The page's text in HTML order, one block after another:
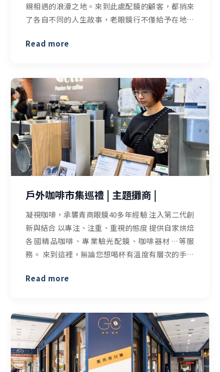
親相遇的浪漫之地。來到此處配鏡的顧客，都捎來
了各自不同的人生故事，老眼鏡行不僅給予在地居
屬萬華的故事。
Read more
戶外咖啡市集巡禮 | 主題攤商 |
凝視咖啡，承襲青商眼鏡40多年經驗 注入第二代創
新與結合 以專注、注重、重視的態度 提供自家烘焙
各國精品咖啡、專業驗光配鏡、咖啡器材…等服
務。 來到這裡，無論您想喝杯有溫度有層次的手沖
鏡，或專業的驗光配鏡諮詢
Read more